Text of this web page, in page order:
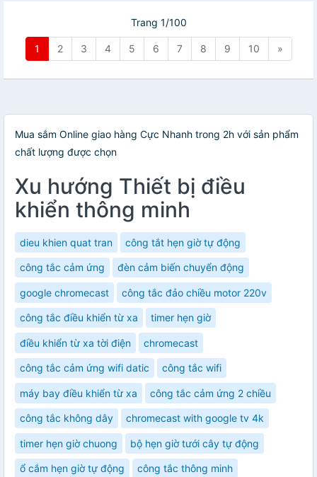
Trang 1/100
1 2 3 4 5 6 7 8 9 10 »
Mua sắm Online giao hàng Cực Nhanh trong 2h với sản phẩm
chất lượng được chọn
Xu hướng Thiết bị điều
khiển thông minh
dieu khien quat tran công tắt hẹn giờ tự động
công tắc cảm ứng đèn cảm biến chuyển động
google chromecast công tắc đảo chiều motor 220v
công tắc điều khiển từ xa timer hẹn giờ
điều khiển từ xa tời điện chromecast
công tắc cảm ứng wifi datic công tắc wifi
máy bay điều khiển từ xa công tắc cảm ứng 2 chiều
công tắc không dây chromecast with google tv 4k
timer hẹn giờ chuong bộ hẹn giờ tưới cây tự động
ổ cắm hẹn giờ tự động công tắc thông minh